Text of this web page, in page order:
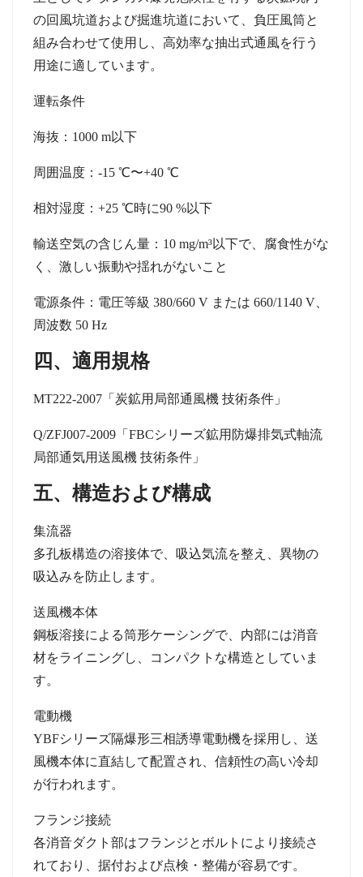
の回風坑道および掘進坑道において、負圧風筒と
組み合わせて使用し、高効率な抽出式通風を行う
用途に適しています。
運転条件
海抜： 1000 m以下
周囲温度： -15 ℃〜+40 ℃
相対湿度： +25 ℃時に90 %以下
輸送空気の含じん量： 10 mg/m³以下で、腐食性がな
く、激しい振動や揺れがないこと
電源条件：電圧等級 380/660 V または 660/1140 V
周波数 50 Hz
四、適用規格
MT222-2007 「炭鉱用局部通風機 技術条件」
Q/ZFJ007-2009 「 FBCシリーズ鉱用防爆排気式軸流
局部通気用送風機 技術条件」
五、構造および構成
集流器
多孔板構造の溶接体で、吸込気流を整え、異物の
吸込みを防止します。
送風機本体
鋼板溶接による筒形ケーシングで、内部には消音
材をライニングし、コンパクトな構造としていま
す。
電動機
YBFシリーズ隔爆形三相誘導電動機を採用し、送
風機本体に直結して配置され、信頼性の高い冷却
が行われます。
フランジ接続
各消音ダクト部はフランジとボルトにより接続さ
れており、据付および点検 ・ 整備が容易です。